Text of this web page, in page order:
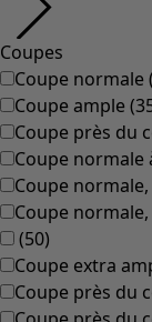
Coupes
Coupe normale (
Coupe ample (
Coupe près du
Coupe normale
Coupe
Coupe
(50)
Coupe extra
Coupe près du